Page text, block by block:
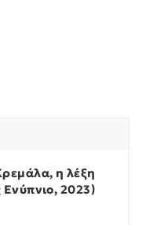
η λέξη
Ενύπνιο, 2023)